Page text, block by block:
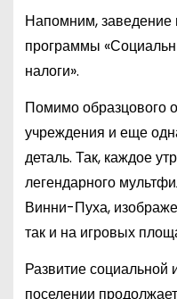
Напомним, заведение
программы
налоги».
Помимо образцового
учреждения и еще
деталь. Так, каждое
легендарного
Винни-Пуха,
так и на игровых
Развитие социальной
поселении